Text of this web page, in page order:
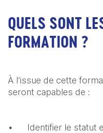
QUELS SONT
FORMATION ?
À l’issue de cette
seront capables de :
•	Identifier le statut et les responsabilités des